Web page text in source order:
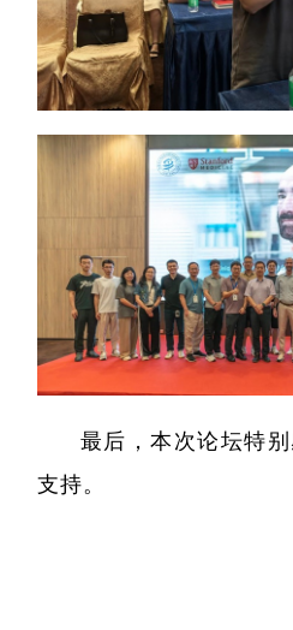
最后，本次论坛特
支持。